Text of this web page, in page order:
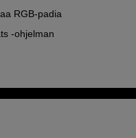
RGB-padia
-ohjelman